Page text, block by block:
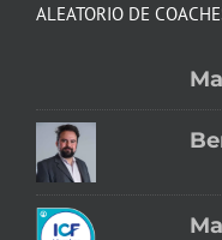
ALEATORIO DE